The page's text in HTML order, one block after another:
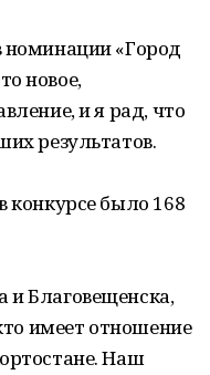
номинации «Город
новое,
и я рад, что
результатов.
конкурсе было 168
Благовещенска,
имеет отношение
Наш